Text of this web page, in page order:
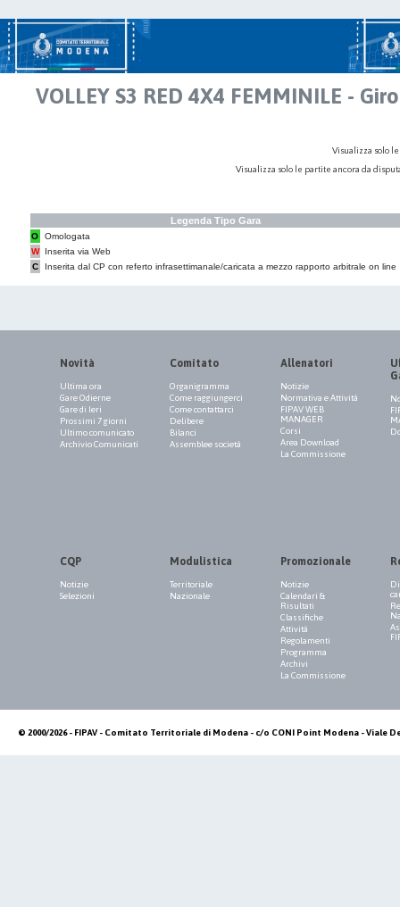
VOLLEY S3 RED 4X4 FEMMINILE -
Visualizza solo
Visualizza solo le partite ancora da
Legenda Tipo Gara
O
Omologata
W
Inserita via Web
C
Inserita dal CP con referto infrasettimanale/caricata a mezzo rapporto arbitrale on line
Novità
Ultima ora
Gare Odierne
Gare di Ieri
Prossimi 7 giorni
Ultimo comunicato
Archivio Comunicati
Comitato
Organigramma
Come raggiungerci
Come contattarci
Delibere
Bilanci
Assemblee società
Allenatori
Notizie
Normativa e Attività
FIPAV WEB
MANAGER
Corsi
Area Download
La Commissione
CQP
Notizie
Selezioni
Modulistica
Territoriale
Nazionale
Promozionale
Notizie
Calendari &
Risultati
Classifiche
Attività
Regolamenti
Programma
Archivi
La Commissione
© 2000/2026 - FIPAV - Comitato Territoriale di Modena - c/o CONI Point Modena - Viale